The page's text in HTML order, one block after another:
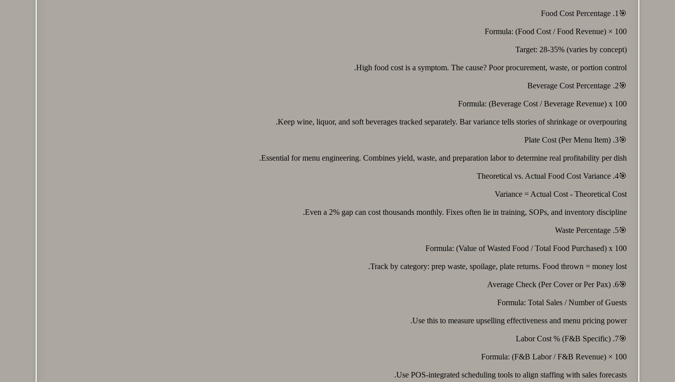
🎯1. Food Cost Percentage
Formula: (Food Cost / Food Revenue) × 100
Target: 28-35% (varies by concept)
High food cost is a symptom. The cause? Poor procurement, waste, or portion control.
🎯2. Beverage Cost Percentage
Formula: (Beverage Cost / Beverage Revenue) x 100
Keep wine, liquor, and soft beverages tracked separately. Bar variance tells stories of shrinkage or overpouring.
🎯3. Plate Cost (Per Menu Item)
Essential for menu engineering. Combines yield, waste, and preparation labor to determine real profitability per dish.
🎯4. Theoretical vs. Actual Food Cost Variance
Variance = Actual Cost - Theoretical Cost
Even a 2% gap can cost thousands monthly. Fixes often lie in training, SOPs, and inventory discipline.
🎯5. Waste Percentage
Formula: (Value of Wasted Food / Total Food Purchased) x 100
Track by category: prep waste, spoilage, plate returns. Food thrown = money lost.
🎯6. Average Check (Per Cover or Per Pax)
Formula: Total Sales / Number of Guests
Use this to measure upselling effectiveness and menu pricing power.
🎯7. Labor Cost % (F&B Specific)
Formula: (F&B Labor / F&B Revenue) × 100
Use POS-integrated scheduling tools to align staffing with sales forecasts.